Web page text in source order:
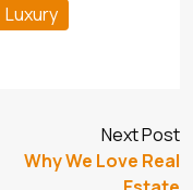
Luxury
Next Post
Why We Love Real